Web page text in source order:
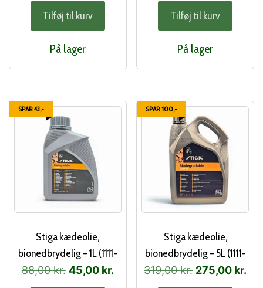
Tilføj til kurv
På lager
Tilføj til kurv
På lager
SPAR 43,-
Stiga kædeolie,
bionedbrydelig – 1L (1111-
9276-01)
88,00kr. Den
45,00 kr.Den
SPAR 100,-
Stiga kædeolie,
bionedbrydelig – 5L (1111-
9247-01)
319,00kr. Den
275,00 kr.